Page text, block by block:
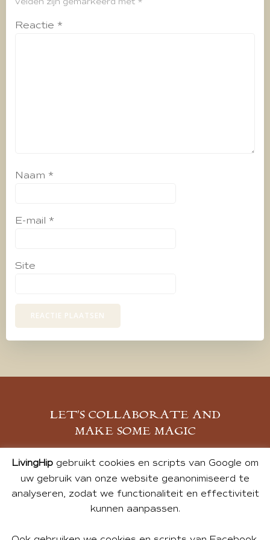
Reactie *
Naam *
E-mail *
Site
LET’S COLLABORATE AND
MAKE SOME MAGIC
MELD JE AAN
LivingHipgebruikt cookies en scripts van Google om
uw gebruik van onze website geanonimiseerd te
analyseren, zodat we functionaliteit en effectiviteit
kunnen aanpassen.